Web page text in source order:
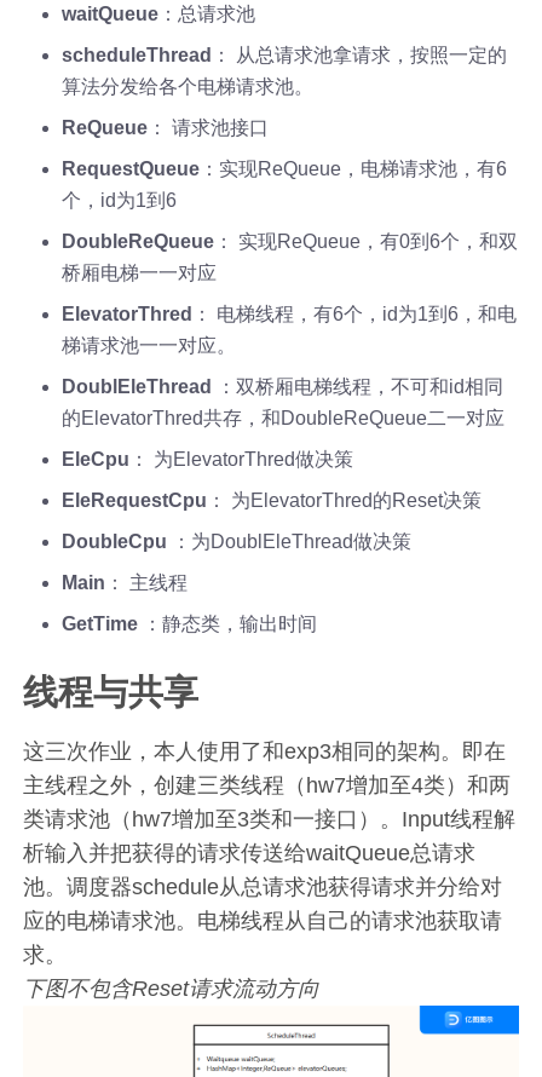
waitQueue ：总请求池
scheduleThread ： 从总请求池拿请求，按照一定的
算法分发给各个电梯请求池。
ReQueue ： 请求池接口
RequestQueue ：实现ReQueue，电梯请求池，有6
个，id为1到6
DoubleReQueue ： 实现ReQueue，有0到6个，和双
桥厢电梯一一对应
ElevatorThred ： 电梯线程，有6个，id为1到6，和电
梯请求池一一对应。
DoublEleThread
：双桥厢电梯线程，不可和id相同
的ElevatorThred共存，和DoubleReQueue二一对应
EleCpu ： 为ElevatorThred做决策
EleRequestCpu ： 为ElevatorThred的Reset决策
DoubleCpu ：为DoublEleThread做决策
Main ： 主线程
GetTime ：静态类，输出时间
线程与共享
这三次作业，本人使用了和exp3相同的架构。即在
主线程之外，创建三类线程（hw7增加至4类）和两
类请求池（hw7增加至3类和一接口）。Input线程解
析输入并把获得的请求传送给waitQueue总请求
池。调度器schedule从总请求池获得请求并分给对
应的电梯请求池。电梯线程从自己的请求池获取请
求。
下图不包含Reset请求流动方向